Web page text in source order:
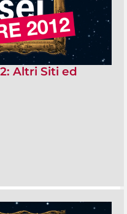
Altri Siti ed